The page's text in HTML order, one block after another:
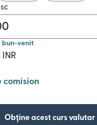
bun-venit
INR
comision
Obține acest curs valutar